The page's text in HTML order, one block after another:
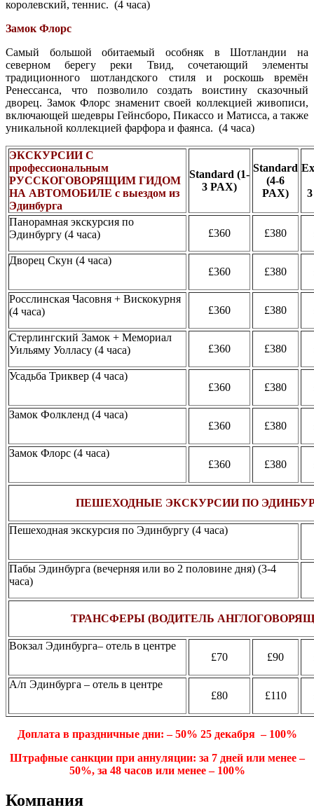
королевский, теннис. (4 часа)
Замок Флорс
Самый большой обитаемый особняк в Шотландии на
северном берегу реки Твид, сочетающий элементы
традиционного шотландского стиля и роскошь времён
Ренессанса, что позволило создать воистину сказочный
дворец. Замок Флорс знаменит своей коллекцией живописи,
включающей шедевры Гейнсборо, Пикассо и Матисса, а также
уникальной коллекцией фарфора и фаянса. (4 часа)
ЭКСКУРСИИ С
профессиональным
РУССКОГОВОРЯЩИМ ГИДОМ
НА АВТОМОБИЛЕ с выездом из
Эдинбурга
Standard (1-
3 PAX)
Standard
(4-6
PAX)
3
Панорамная экскурсия по
Эдинбургу (4 часа)
£360 £380
Дворец Скун (4 часа)
£360
£380
Росслинская Часовня + Вискокурня
(4 часа)
£360 £380
Стерлингский Замок + Мемориал
Уильяму Уолласу (4 часа)
£360 £380
Усадьба Триквер (4 часа)
£360
£380
Замок Фолкленд (4 часа)
£360
£380
Замок Флорс (4 часа)
£360
£380
ПЕШЕХОДНЫЕ ЭКСКУРСИИ ПО
Пешеходная экскурсия по Эдинбургу (4 часа)
Пабы Эдинбурга (вечерняя или во 2 половине дня) (3-4
часа)
ТРАНСФЕРЫ (ВОДИТЕЛЬ
Вокзал Эдинбурга– отель в центре
£70
£90
А/п Эдинбурга – отель в центре
£80
£110
Доплата в праздничные дни: – 50% 25 декабря – 100%
Штрафные санкции при аннуляции: за 7 дней или менее –
50%, за 48 часов или менее – 100%
Компания